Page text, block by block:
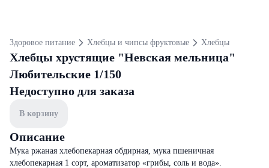
Здоровое питание Хлебцы и чипсы фруктовые Хлебцы
Хлебцы хрустящие "Невская мельница"
Любительские 1/150
Недоступно для заказа
В корзину
Описание
Мука ржаная хлебопекарная обдирная, мука пшеничная
хлебопекарная 1 сорт, ароматизатор «грибы, соль и вода».